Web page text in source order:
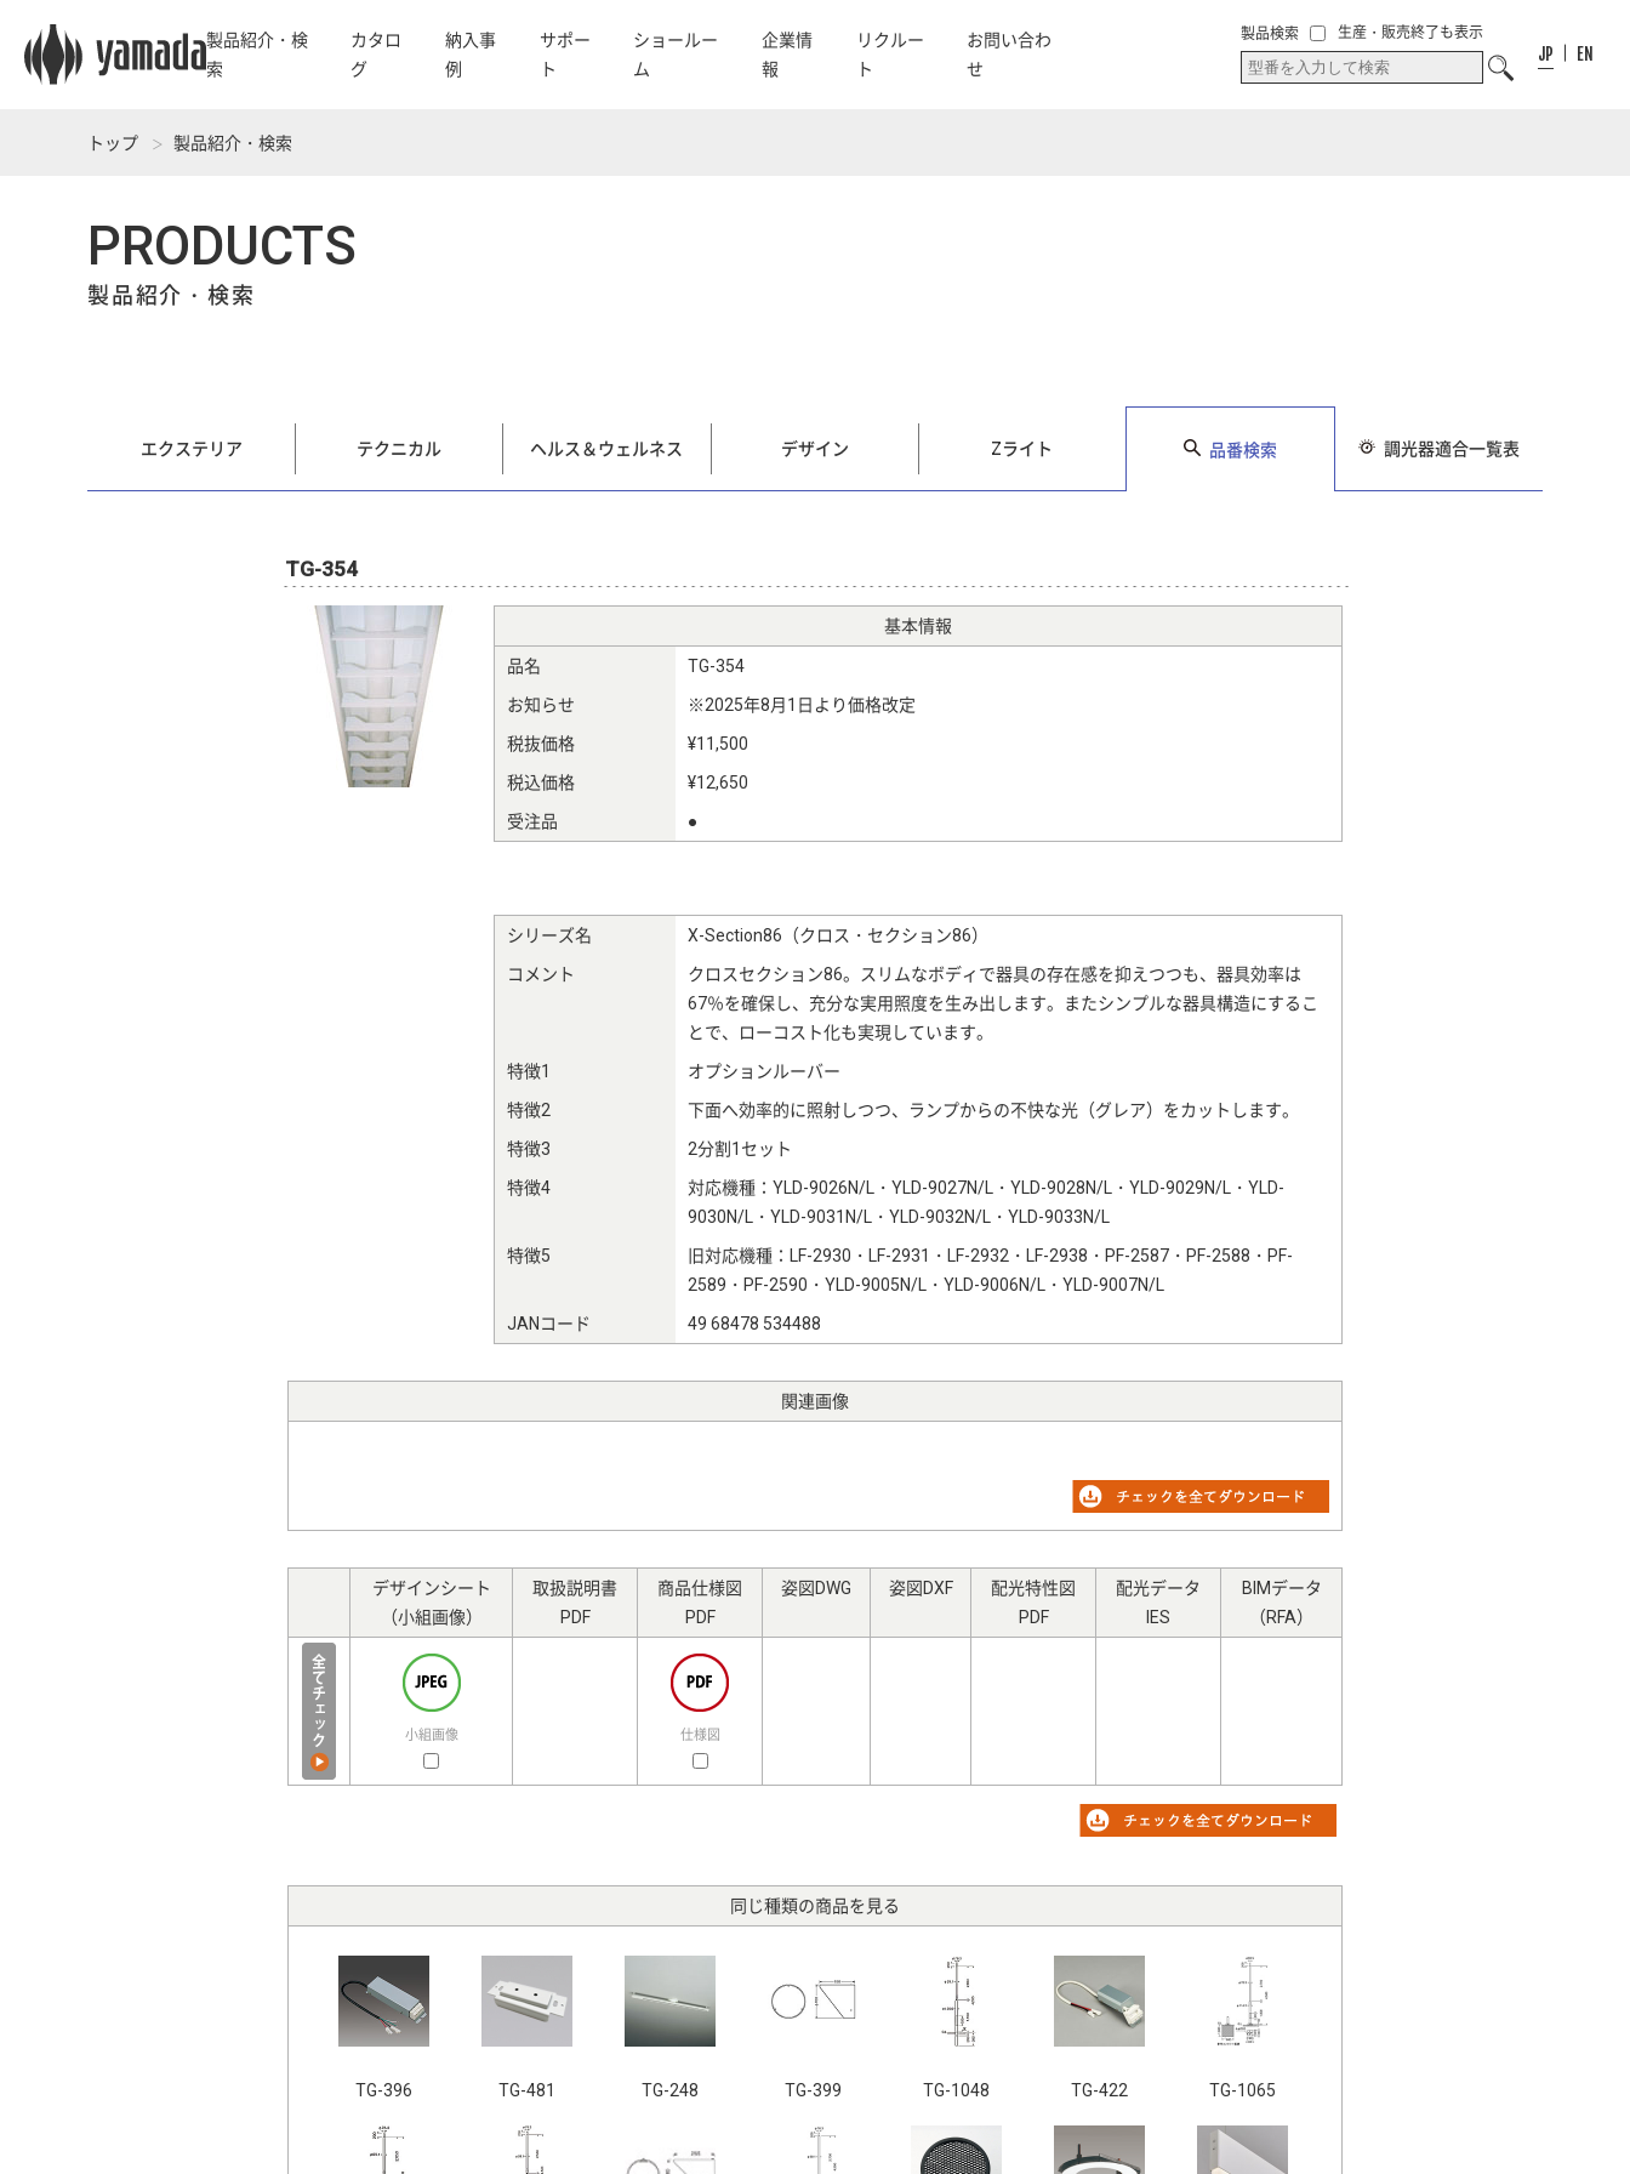
製品紹介・検
索
カタロ
グ
納入事
例
サポー
ト
ショールー
ム
企業情
報
リクルー
ト
お問い合わ
せ
生産・販売終了も表示
製品検索
JP EN
お気に入り
トップ 製品紹介・検索
PRODUCTS
製品紹介・検索
エクステリア テクニカル ヘルス＆ウェルネス デザイン Zライト 品番検索 調光器適合一覧表
TG-354
基本情報
品名
TG-354
お知らせ
※2025年8月1日より価格改定
税抜価格
¥11,500
税込価格
¥12,650
受注品
●
シリーズ名
X-Section86（クロス・セクション86）
コメント
クロスセクション86。スリムなボディで器具の存在感を抑えつつも、器具効率は
67％を確保し、充分な実用照度を生み出します。またシンプルな器具構造にするこ
とで、ローコスト化も実現しています。
特徴1
オプションルーバー
特徴2
下面へ効率的に照射しつつ、ランプからの不快な光（グレア）をカットします。
特徴3
2分割1セット
特徴4
対応機種：YLD-9026N/L・YLD-9027N/L・YLD-9028N/L・YLD-9029N/L・YLD-
9030N/L・YLD-9031N/L・YLD-9032N/L・YLD-9033N/L
特徴5
旧対応機種：LF-2930・LF-2931・LF-2932・LF-2938・PF-2587・PF-2588・PF-
2589・PF-2590・YLD-9005N/L・YLD-9006N/L・YLD-9007N/L
JANコード
49 68478 534488
関連画像
デザインシート
（小組画像）
取扱説明書
PDF
商品仕様図
PDF
姿図DWG 姿図DXF
配光特性図
PDF
配光データ
IES
BIMデータ
（RFA）
小組画像 仕様図
同じ種類の商品を見る
TG-396 TG-481 TG-248 TG-399 TG-1048 TG-422 TG-1065